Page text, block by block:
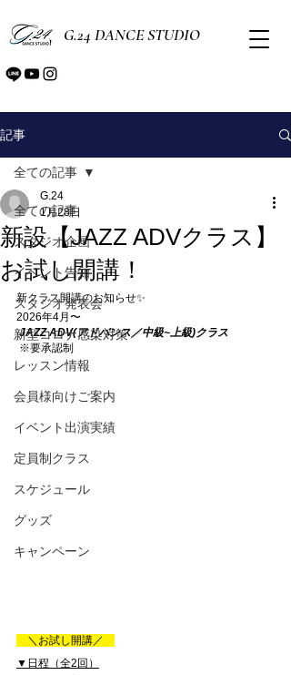
G.24 DANCE STUDIO
記事
全ての記事
スタジオ企画
イベント告知
スタジオ発表会
新型コロナ感染対策
レッスン情報
会員様向けご案内
イベント出演実績
定員制クラス
スケジュール
グッズ
キャンペーン
全ての記事
新設【JAZZ ADVクラス】
お試し開講！
G.24
1月28日
新クラス開講のお知らせ✨
2026年4月〜
JAZZ ADV(アドバンス／中級~上級)クラス
※要承認制
＼お試し開講／
▼日程（全2回）